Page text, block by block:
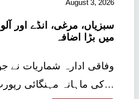
August 3, 2026
سبزیاں، مرغی، انڈے اور
میں بڑا اضافہ
کی ماہانہ مہنگائی رپورٹ…